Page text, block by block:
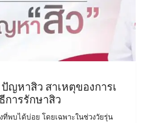
ญหาสิว สาเหตุของการเ
การรักษาสิว
ที่พบได้บ่อย โดยเฉพาะในช่วงวัยรุ่น